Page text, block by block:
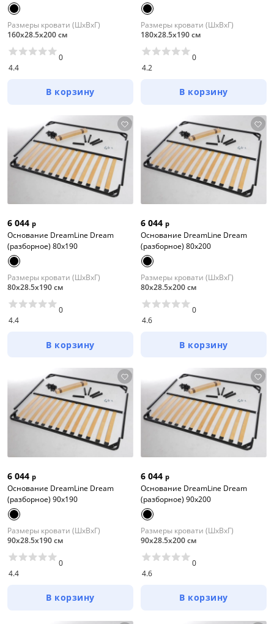
Размеры кровати (ШхВхГ)
160х28.5х200 см
4.4
0
В корзину
Размеры кровати (ШхВхГ)
180х28.5х190 см
4.2
0
В корзину
6 044 р
Основание DreamLine Dream
(разборное) 80x190
Размеры кровати (ШхВхГ)
80х28.5х190 см
4.4
0
В корзину
6 044 р
Основание DreamLine Dream
(разборное) 80x200
Размеры кровати (ШхВхГ)
80х28.5х200 см
4.6
0
В корзину
6 044 р
Основание DreamLine Dream
(разборное) 90x190
Размеры кровати (ШхВхГ)
90х28.5х190 см
4.4
0
В корзину
6 044 р
Основание DreamLine Dream
(разборное) 90x200
Размеры кровати (ШхВхГ)
90х28.5х200 см
4.6
0
В корзину